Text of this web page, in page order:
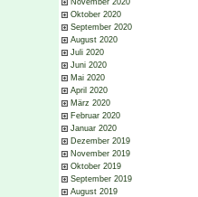
November 2020
Oktober 2020
September 2020
August 2020
Juli 2020
Juni 2020
Mai 2020
April 2020
März 2020
Februar 2020
Januar 2020
Dezember 2019
November 2019
Oktober 2019
September 2019
August 2019